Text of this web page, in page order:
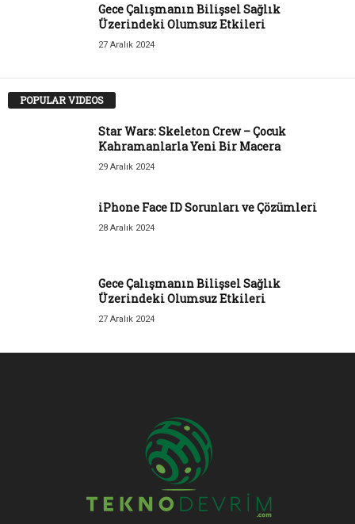
Gece Çalışmanın Bilişsel Sağlık
Üzerindeki Olumsuz Etkileri
27 Aralık 2024
POPULAR VIDEOS
Star Wars: Skeleton Crew – Çocuk
Kahramanlarla Yeni Bir Macera
29 Aralık 2024
iPhone Face ID Sorunları ve Çözümleri
28 Aralık 2024
Gece Çalışmanın Bilişsel Sağlık
Üzerindeki Olumsuz Etkileri
27 Aralık 2024